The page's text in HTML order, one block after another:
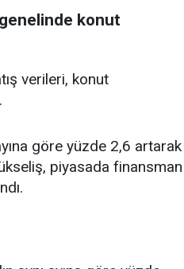
genelinde konut
verileri, konut
göre yüzde 2,6 artarak
piyasada finansman